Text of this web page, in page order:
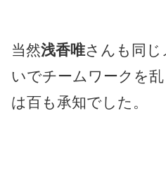
当然浅香唯さんも同
いでチームワークを
は百も承知でした。